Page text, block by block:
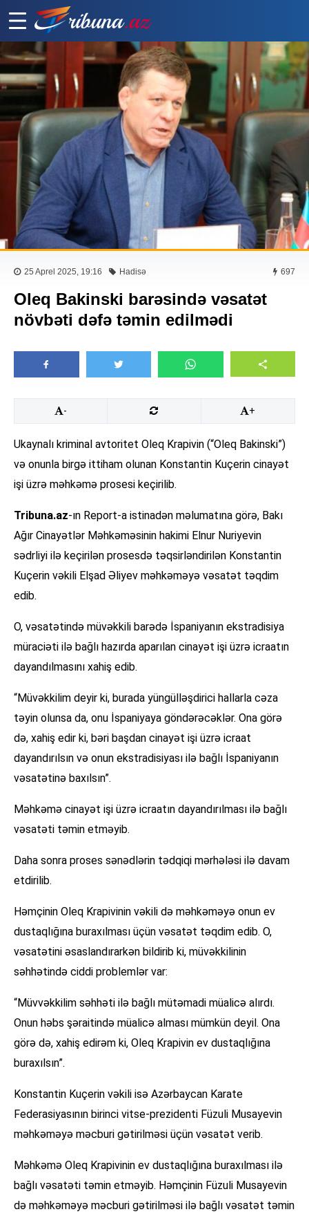
25 Aprel 2025, 19:16 Hadisə 697
Oleq Bakinski barəsində vəsatət
növbəti dəfə təmin edilmədi
- +
Ukaynalı kriminal avtoritet Oleq Krapivin (“Oleq Bakinski”)
və onunla birgə ittiham olunan Konstantin Kuçerin cinayət
işi üzrə məhkəmə prosesi keçirilib.
Tribuna.az-ın Report-a istinadən məlumatına görə, Bakı
Ağır Cinayətlər Məhkəməsinin hakimi Elnur Nuriyevin
sədrliyi ilə keçirilən prosesdə təqsirləndirilən Konstantin
Kuçerin vəkili Elşad Əliyev məhkəməyə vəsatət təqdim
edib.
O, vəsatətində müvəkkili barədə İspaniyanın ekstradisiya
müraciəti ilə bağlı hazırda aparılan cinayət işi üzrə icraatın
dayandılmasını xahiş edib.
“Müvəkkilim deyir ki, burada yüngülləşdirici hallarla cəza
təyin olunsa da, onu İspaniyaya göndərəcəklər. Ona görə
də, xahiş edir ki, bəri başdan cinayət işi üzrə icraat
dayandırılsın və onun ekstradisiyası ilə bağlı İspaniyanın
vəsatətinə baxılsın”.
Məhkəmə cinayət işi üzrə icraatın dayandırılması ilə bağlı
vəsatəti təmin etməyib.
Daha sonra proses sənədlərin tədqiqi mərhələsi ilə davam
etdirilib.
Həmçinin Oleq Krapivinin vəkili də məhkəməyə onun ev
dustaqlığına buraxılması üçün vəsatət təqdim edib. O,
vəsatətini əsaslandırarkən bildirib ki, müvəkkilinin
səhhətində ciddi problemlər var:
“Müvvəkkilim səhhəti ilə bağlı mütəmadi müalicə alırdı.
Onun həbs şəraitində müalicə alması mümkün deyil. Ona
görə də, xahiş edirəm ki, Oleq Krapivin ev dustaqlığına
buraxılsın”.
Konstantin Kuçerin vəkili isə Azərbaycan Karate
Federasiyasının birinci vitse-prezidenti Füzuli Musayevin
məhkəməyə məcburi gətirilməsi üçün vəsatət verib.
Məhkəmə Oleq Krapivinin ev dustaqlığına buraxılması ilə
bağlı vəsatəti təmin etməyib. Həmçinin Füzuli Musayevin
də məhkəməyə məcburi gətirilməsi ilə bağlı vəsatət təmin